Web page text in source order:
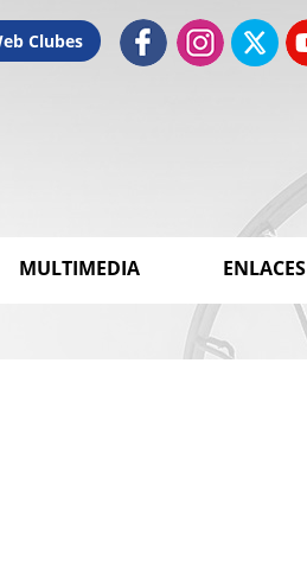
Clubes
MULTIMEDIA ENLACES